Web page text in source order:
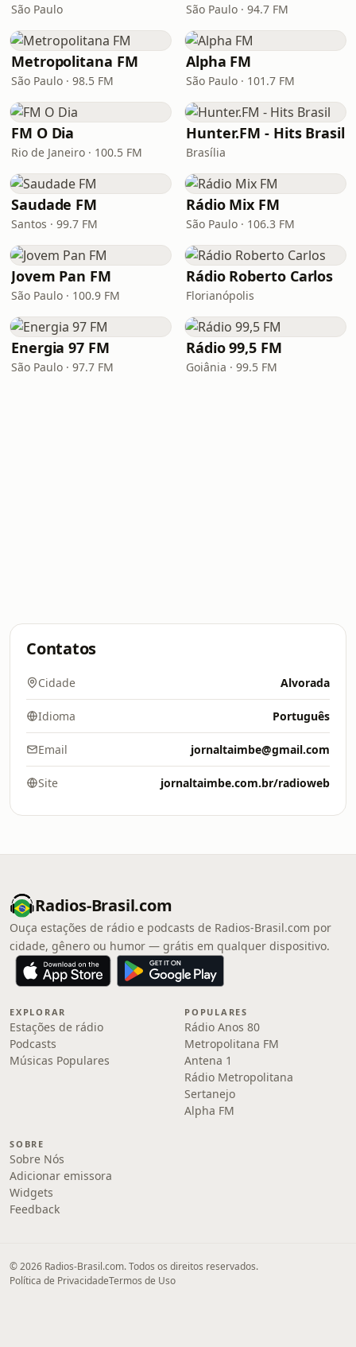
São Paulo São Paulo · 94.7 FM
Metropolitana FM
São Paulo · 98.5 FM
Alpha FM
São Paulo · 101.7 FM
FM O Dia
Rio de Janeiro · 100.5 FM
Hunter.FM - Hits Brasil
Brasília
Saudade FM
Santos · 99.7 FM
Rádio Mix FM
São Paulo · 106.3 FM
Jovem Pan FM
São Paulo · 100.9 FM
Rádio Roberto Carlos
Florianópolis
Energia 97 FM
São Paulo · 97.7 FM
Rádio 99,5 FM
Goiânia · 99.5 FM
Contatos
Cidade Alvorada
Idioma Português
Email jornaltaimbe@gmail.com
Site jornaltaimbe.com.br/radioweb
Radios-Brasil.com
Ouça estações de rádio e podcasts de Radios-Brasil.com por
cidade, gênero ou humor — grátis em qualquer dispositivo.
EXPLORAR
Estações de rádio
Podcasts
Músicas Populares
POPULARES
Rádio Anos 80
Metropolitana FM
Antena 1
Rádio Metropolitana
Sertanejo
Alpha FM
SOBRE
Sobre Nós
Adicionar emissora
Widgets
Feedback
© 2026 Radios-Brasil.com. Todos os direitos reservados.
Política de PrivacidadeTermos de Uso